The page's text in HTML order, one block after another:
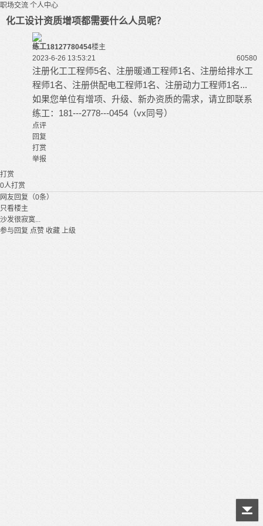
职场交流 个人中心
化工设计资质增项都需要什么人员呢？
练工18127780454楼主
2023-6-26 13:53:21
60580
注册化工工程师5名、注册暖通工程师1名、注册给排水工
程师1名、注册供配电工程师1名、注册动力工程师1名...
如果您单位有增项、升级、新办资质的需求，请立即联系
练工：181---2778---0454（vx同号）
点评
回复
打赏
举报
打赏
0人打赏
网友回复（0条）
只看楼主
沙发很寂寞...
参与回复 点赞 收藏 上级